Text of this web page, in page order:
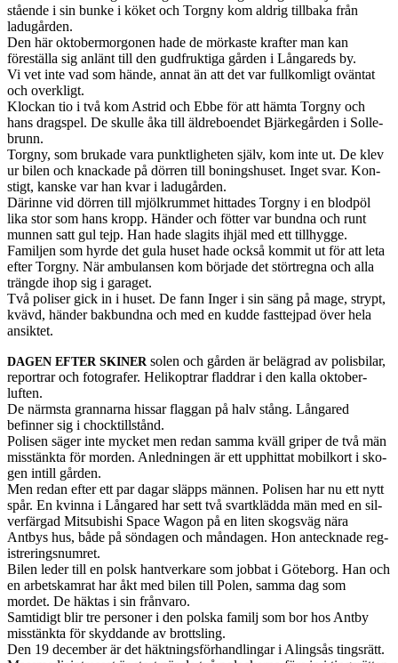
stående i sin bunke i köket och Torgny kom aldrig till­baka från
ladugår­den.
Den här okto­ber­mor­gonen hade de mörkaste krafter man kan
föreställa sig anlänt till den gud­fruk­tiga går­den i Lån­gareds by.
Vi vet inte vad som hände, annat än att det var ful­lkom­ligt ovän­tat
och overk­ligt.
Klockan tio i två kom Astrid och Ebbe för att hämta Torgny och
hans dragspel. De skulle åka till äldreboen­det Bjärkegår­den i Solle­
brunn.
Torgny, som brukade vara punk­t­ligheten själv, kom inte ut. De klev
ur bilen och knack­ade på dör­ren till bon­ing­shuset. Inget svar. Kon­
stigt, kanske var han kvar i ladugår­den.
Därinne vid dör­ren till mjölkrum­met hit­tades Torgny i en blod­pöl
lika stor som hans kropp. Hän­der och föt­ter var bundna och runt
munnen satt gul tejp. Han hade slag­its ihjäl med ett till­hygge.
Famil­jen som hyrde det gula huset hade också kom­mit ut för att leta
efter Torgny. När ambu­lansen kom bör­jade det störtregna och alla
trängde ihop sig i garaget.
Två poliser gick in i huset. De fann Inger i sin säng på mage, strypt,
kvävd, hän­der bak­bundna och med en kudde fast­te­j­pad över hela
ansiktet.
DAGEN EFTER SKINER solen och går­den är belä­grad av polis­bi­lar,
repor­trar och fotografer. Helikop­trar flad­drar i den kalla okto­ber­
luften.
De närm­sta grannarna hissar flag­gan på halv stång. Lån­gared
befinner sig i chock­till­stånd.
Polisen säger inte mycket men redan samma kväll griper de två män
mis­stänkta för mor­den. Anled­nin­gen är ett upphit­tat mobilkort i sko­
gen intill går­den.
Men redan efter ett par dagar släpps män­nen. Polisen har nu ett nytt
spår. En kvinna i Lån­gared har sett två svartk­lädda män med en sil­
ver­fär­gad Mit­subishi Space Wagon på en liten skogsväg nära
Antbys hus, både på sönda­gen och månda­gen. Hon anteck­nade reg­
istreringsnum­ret.
Bilen leder till en polsk hantverkare som job­bat i Göte­borg. Han och
en arbet­skam­rat har åkt med bilen till Polen, samma dag som
mordet. De häk­tas i sin från­varo.
Sam­tidigt blir tre per­soner i den pol­ska familj som bor hos Antby
mis­stänkta för sky­d­dande av brottsling.
Den 19 decem­ber är det häk­t­nings­förhan­dlin­gar i Alingsås tingsrätt.